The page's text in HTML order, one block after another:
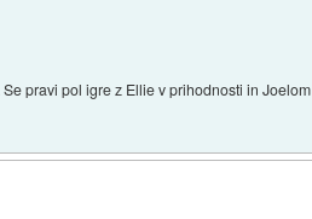
pravi pol igre z Ellie v prihodnosti in